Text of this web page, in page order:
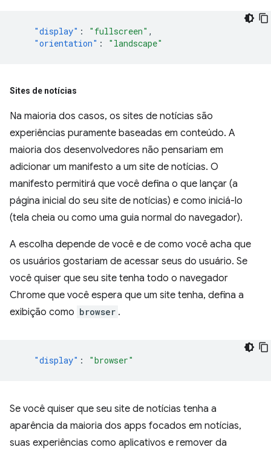
"display" : "fullscreen" ,
"orientation" : "landscape"
Sites de notícias
Na maioria dos casos, os sites de notícias são
experiências puramente baseadas em conteúdo. A
maioria dos desenvolvedores não pensariam em
adicionar um manifesto a um site de notícias. O
manifesto permitirá que você defina o que lançar (a
página inicial do seu site de notícias) e como iniciá-lo
(tela cheia ou como uma guia normal do navegador).
A escolha depende de você e de como você acha que
os usuários gostariam de acessar seus do usuário. Se
você quiser que seu site tenha todo o navegador
Chrome que você espera que um site tenha, defina a
exibição como browser .
"display" : "browser"
Se você quiser que seu site de notícias tenha a
aparência da maioria dos apps focados em notícias,
suas experiências como aplicativos e remover da